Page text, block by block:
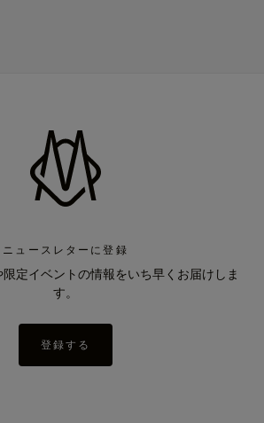
ニュースレターに登録
定イベントの情報をいち早くお届けしま
す。
登録する